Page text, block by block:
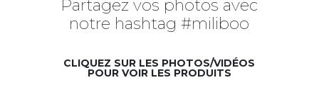
Partagez vos photos avec
notre hashtag #miliboo
CLIQUEZ SUR LES PHOTOS/VIDÉOS
POUR VOIR LES PRODUITS